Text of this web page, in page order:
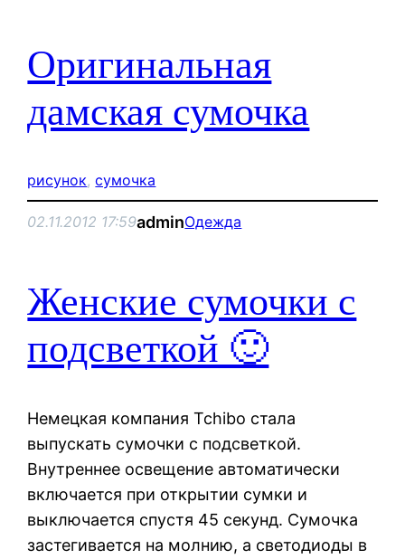
Оригинальная
дамская сумочка
рисунок, сумочка
02.11.2012 17:59adminОдежда
Женские сумочки с
подсветкой 🙂
Немецкая компания Tchibo стала
выпускать сумочки с подсветкой.
Внутреннее освещение автоматически
включается при открытии сумки и
выключается спустя 45 секунд. Сумочка
застегивается на молнию, а светодиоды в